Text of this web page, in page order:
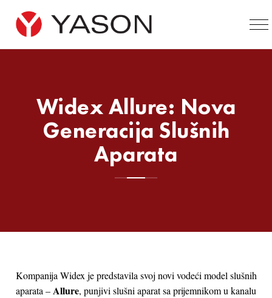
Widex Allure: Nova
Generacija Slušnih
Aparata
Kompanija Widex je predstavila svoj novi vodeći model slušnih
aparata –Allure, punjivi slušni aparat sa prijemnikom u kanalu